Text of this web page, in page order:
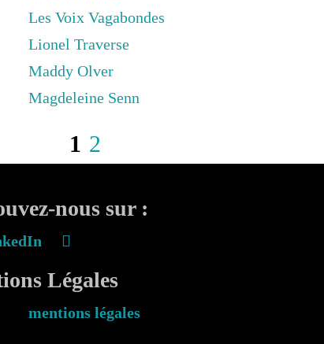
Les Voix Vagabondes
Lionel Traverse
Maddy Olver
Magdeleine Senn
1 2
nous sur :
Légales
mentions légales